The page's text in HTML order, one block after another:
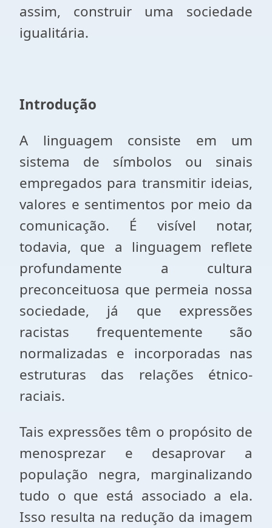
assim, construir uma sociedade
igualitária.
Introdução
A linguagem consiste em um
sistema de símbolos ou sinais
empregados para transmitir ideias,
valores e sentimentos por meio da
comunicação. É visível notar,
todavia, que a linguagem reflete
profundamente a cultura
preconceituosa que permeia nossa
sociedade, já que expressões
racistas frequentemente são
normalizadas e incorporadas nas
estruturas das relações étnico-
raciais.
Tais expressões têm o propósito de
menosprezar e desaprovar a
população negra, marginalizando
tudo o que está associado a ela.
Isso resulta na redução da imagem